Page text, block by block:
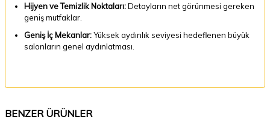
Hijyen ve Temizlik Noktaları:Detayların net görünmesi gereken
geniş mutfaklar.
Geniş İç Mekanlar:Yüksek aydınlık seviyesi hedeflenen büyük
salonların genel aydınlatması.
BENZER ÜRÜNLER